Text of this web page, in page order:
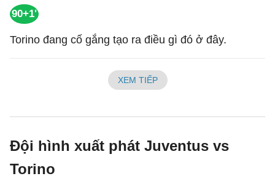
90+1'
Torino đang cố gắng tạo ra điều gì đó ở đây.
XEM TIẾP
Đội hình xuất phát Juventus vs
Torino